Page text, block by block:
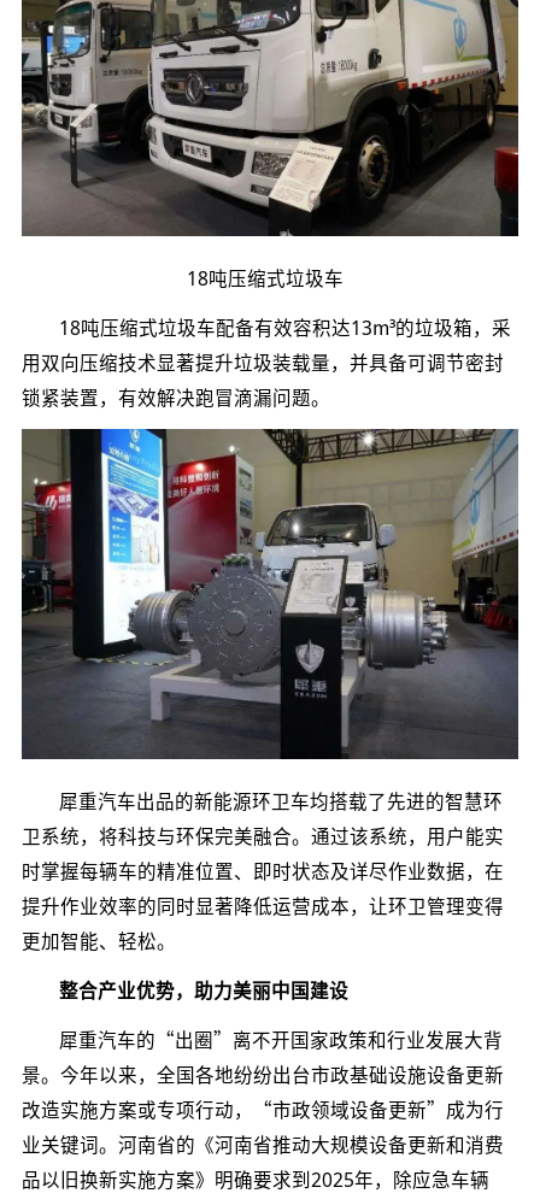
18吨压缩式垃圾车
18吨压缩式垃圾车配备有效容积达13m³的垃圾箱，采
用双向压缩技术显著提升垃圾装载量，并具备可调节密封
锁紧装置，有效解决跑冒滴漏问题。
犀重汽车出品的新能源环卫车均搭载了先进的智慧环
卫系统，将科技与环保完美融合。通过该系统，用户能实
时掌握每辆车的精准位置、即时状态及详尽作业数据，在
提升作业效率的同时显著降低运营成本，让环卫管理变得
更加智能、轻松。
整合产业优势，助力美丽中国建设
犀重汽车的“出圈”离不开国家政策和行业发展大背
景。今年以来，全国各地纷纷出台市政基础设施设备更新
改造实施方案或专项行动，“市政领域设备更新”成为行
业关键词。河南省的《河南省推动大规模设备更新和消费
品以旧换新实施方案》明确要求到2025年，除应急车辆